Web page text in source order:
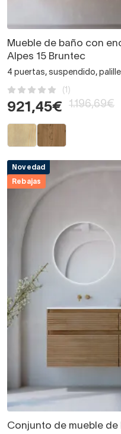
Mueble de baño con
Alpes 15 Bruntec
4 puertas, suspendido,
(1)
921,45€ 1.196,69€
Novedad
Rebajas
Conjunto de mueble de